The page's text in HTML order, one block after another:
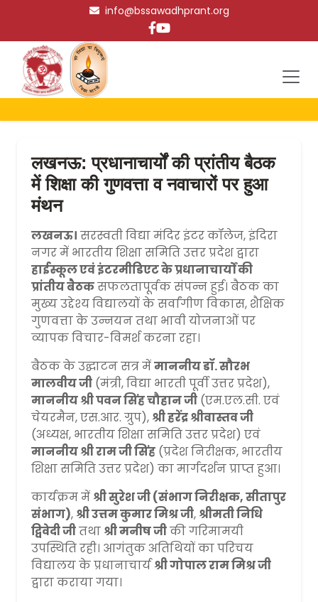
info@bssawadhprant.org
लखनऊ: प्रधानाचार्यों की प्रांतीय बैठक
में शिक्षा की गुणवत्ता व नवाचारों पर हुआ
मंथन
लखनऊ। सरस्वती विद्या मंदिर इंटर कॉलेज, इंदिरा
नगर में भारतीय शिक्षा समिति उत्तर प्रदेश द्वारा
हाईस्कूल एवं इंटरमीडिएट के प्रधानाचार्यों की
प्रांतीय बैठकसफलतापूर्वक संपन्न हुई। बैठक का
मुख्य उद्देश्य विद्यालयों के सर्वांगीण विकास, शैक्षिक
गुणवत्ता के उन्नयन तथा भावी योजनाओं पर
व्यापक विचार-विमर्श करना रहा।
बैठक के उद्घाटन सत्र मेंमाननीय डॉ. सौरभ
मालवीय जी (मंत्री, विद्या भारती पूर्वी उत्तर प्रदेश),
माननीय श्री पवन सिंह चौहान जी (एम.एल.सी. एवं
चेयरमैन, एस.आर. ग्रुप), श्री हरेंद्र श्रीवास्तव जी
(अध्यक्ष, भारतीय शिक्षा समिति उत्तर प्रदेश) एवं
माननीय श्री राम जी सिंह (प्रदेश निरीक्षक, भारतीय
शिक्षा समिति उत्तर प्रदेश) का मार्गदर्शन प्राप्त हुआ।
कार्यक्रम में श्री सुरेश जी (संभाग निरीक्षक, सीतापुर
संभाग), श्री उत्तम कुमार मिश्र जी, श्रीमती निधि
द्विवेदी जीतथा श्री मनीष जीकी गरिमामयी
उपस्थिति रही। आगंतुक अतिथियों का परिचय
विद्यालय के प्रधानाचार्यश्री गोपाल राम मिश्र जी
द्वारा कराया गया।